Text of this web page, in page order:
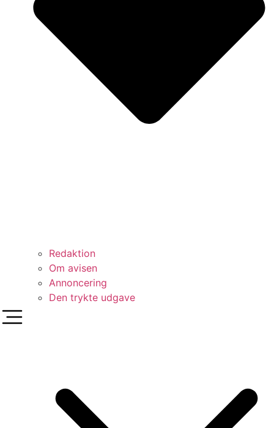
Redaktion
Om avisen
Annoncering
Den trykte udgave